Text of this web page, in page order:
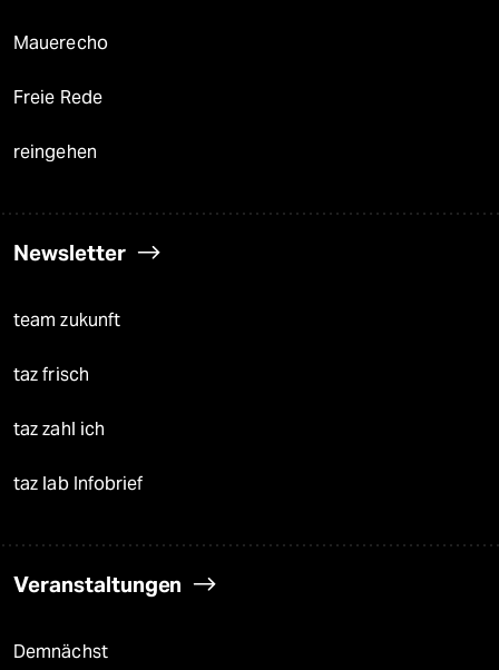
Mauerecho
Freie Rede
reingehen
Newsletter
team zukunft
taz frisch
taz zahl ich
taz lab Infobrief
Veranstaltungen
Demnächst